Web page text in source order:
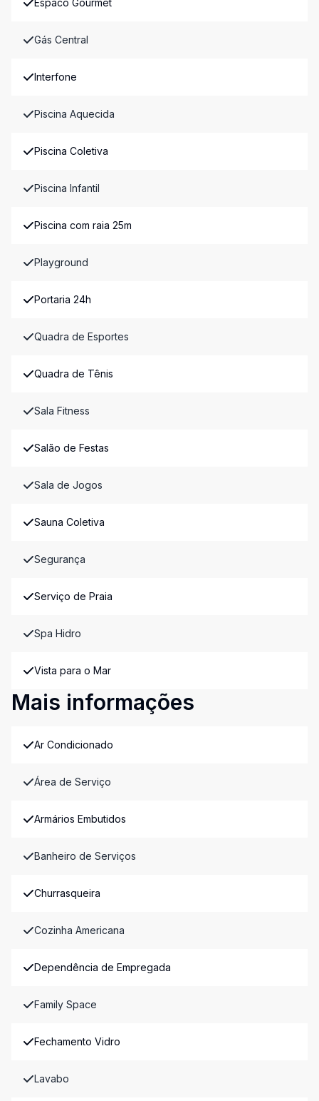
Espaco Gourmet
Gás Central
Interfone
Piscina Aquecida
Piscina Coletiva
Piscina Infantil
Piscina com raia 25m
Playground
Portaria 24h
Quadra de Esportes
Quadra de Tênis
Sala Fitness
Salão de Festas
Sala de Jogos
Sauna Coletiva
Segurança
Serviço de Praia
Spa Hidro
Vista para o Mar
Mais informações
Ar Condicionado
Área de Serviço
Armários Embutidos
Banheiro de Serviços
Churrasqueira
Cozinha Americana
Dependência de Empregada
Family Space
Fechamento Vidro
Lavabo